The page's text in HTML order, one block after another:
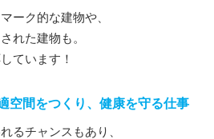
ーク的な建物や、
れた建物も。
ています！
空間をつくり、健康を守る仕事
るチャンスもあり、